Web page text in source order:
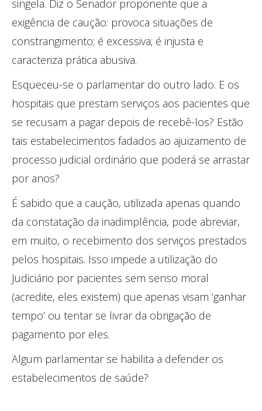
singela. Diz o Senador proponente que a
exigência de caução: provoca situações de
constrangimento; é excessiva; é injusta e
caracteriza prática abusiva.
Esqueceu-se o parlamentar do outro lado. E os
hospitais que prestam serviços aos pacientes que
se recusam a pagar depois de recebê-los? Estão
tais estabelecimentos fadados ao ajuizamento de
processo judicial ordinário que poderá se arrastar
por anos?
É sabido que a caução, utilizada apenas quando
da constatação da inadimplência, pode abreviar,
em muito, o recebimento dos serviços prestados
pelos hospitais. Isso impede a utilização do
Judiciário por pacientes sem senso moral
(acredite, eles existem) que apenas visam ‘ganhar
tempo’ ou tentar se livrar da obrigação de
pagamento por eles.
Algum parlamentar se habilita a defender os
estabelecimentos de saúde?